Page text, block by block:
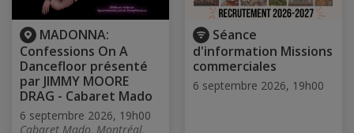
MADONNA:
Confessions On A
Dancefloor présenté
par JIMMY MOORE
DRAG - Cabaret Mado
6 septembre 2026, 19h00
Cabaret Mado, Montréal,
Séance
d'information Missions
commerciales
6 septembre 2026, 19h00